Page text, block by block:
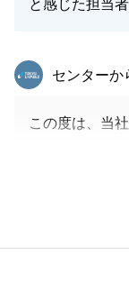
と感じた担当
東急リバブ
センターか
この度は、当
ただしかった
みましょう」
改めて、この